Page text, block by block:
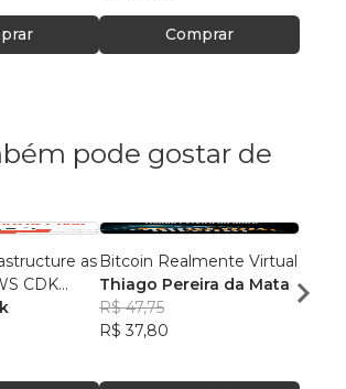
Comprar
pode gostar de
as
CDK
Bitcoin Realmente Virtual
Thiago Pereira da Mata
R$ 47,75
R$ 37,80